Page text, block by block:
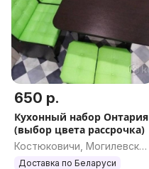
650 р.
Кухонный набор Онтария
(выбор цвета рассрочка)
Костюковичи, Могилевская
область
Доставка по Беларуси